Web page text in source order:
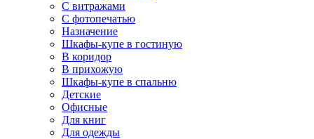
С витражами
С фотопечатью
Назначение
Шкафы-купе в гостиную
В коридор
В прихожую
Шкафы-купе в спальню
Детские
Офисные
Для книг
Для одежды